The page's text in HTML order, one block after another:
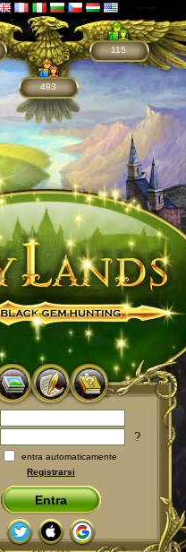
493
115
?
entra automaticamente
Registrarsi
Entra